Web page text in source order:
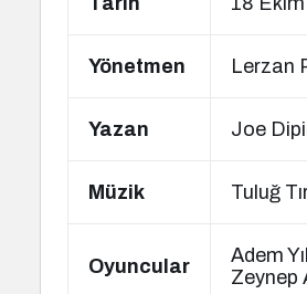
Yönetmen Lerzan
Yazan Joe
Müzik Tuluğ
Oyuncular
Adem
Zeynep